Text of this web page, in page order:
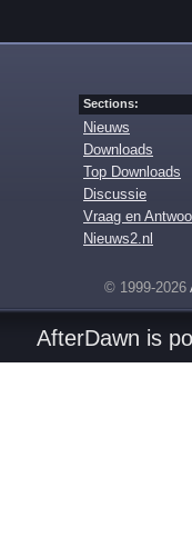
Sections:
Nieuws
Downloads
Top Downloads
Discussie
Vraag en
Nieuws2.nl
© 1999-2026
AfterDawn is